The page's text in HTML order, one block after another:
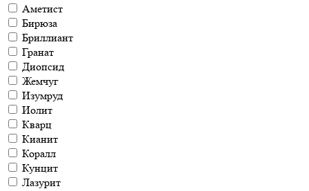
Аметист
Бирюза
Бриллиант
Гранат
Диопсид
Жемчуг
Изумруд
Иолит
Кварц
Кианит
Коралл
Кунцит
Лазурит